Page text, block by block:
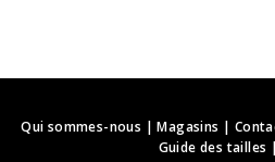
Qui sommes-nous |Magasins |
Guide des tailles |